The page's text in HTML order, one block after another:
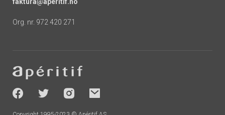
Org. nr. 972 420 271
-
socials